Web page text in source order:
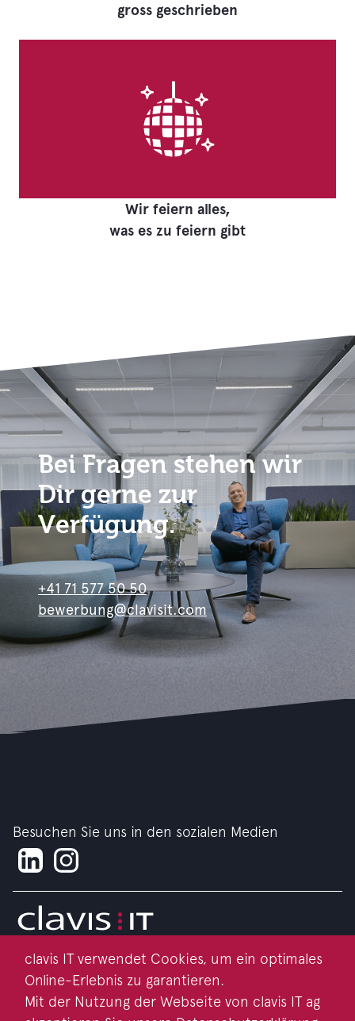
gross geschrieben
Wir feiern alles,
was es zu feiern gibt
Bei Fragen stehen wir
Dir gerne zur
Verfügung.
+41 71 577 50 50
bewerbung@clavisit.com
Besuchen Sie uns in den sozialen Medien
Impressum
Datenschutz
clavis IT verwendet Cookies, um ein optimales
Online-Erlebnis zu garantieren.
Mit der Nutzung der Webseite von clavis IT ag